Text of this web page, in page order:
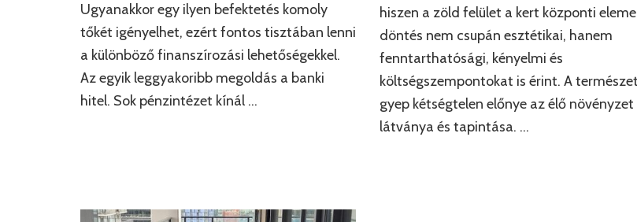
Ugyanakkor egy ilyen befektetés komoly
tőkét igényelhet, ezért fontos tisztában lenni
a különböző finanszírozási lehetőségekkel.
Az egyik leggyakoribb megoldás a banki
hitel. Sok pénzintézet kínál …
hiszen a zöld felület a kert központi
döntés nem csupán esztétikai, hanem
fenntarthatósági, kényelmi és
költségszempontokat is érint. A
gyep kétségtelen előnye az élő növényzet
látványa és tapintása. …